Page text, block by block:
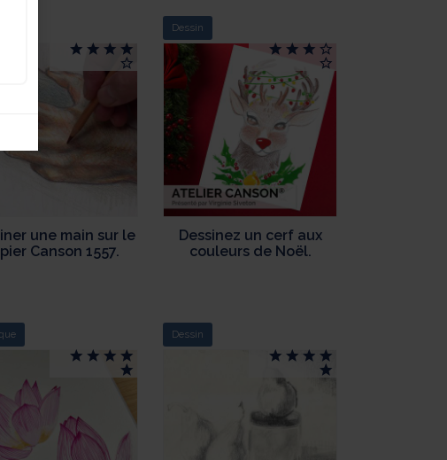
une main sur le
Canson 1557.
Dessin
Dessinez un cerf aux
couleurs de Noël.
Dessin
d'adapter et de gérer vos paramètres de confidentialité, en garantissant